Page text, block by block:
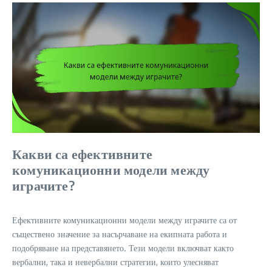
Какви са ефективните
комуникационни модели между
играчите?
Ефективните комуникационни модели между играчите са от
съществено значение за насърчаване на екипната работа и
подобряване на представянето. Тези модели включват както
вербални, така и невербални стратегии, които улесняват